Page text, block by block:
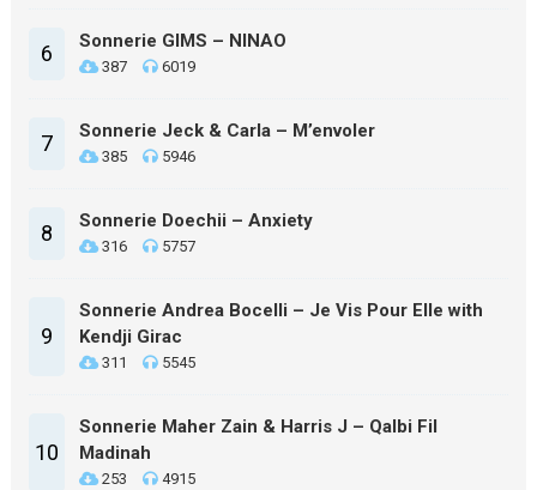
6 Sonnerie GIMS – NINAO
387 6019
7 Sonnerie Jeck & Carla – M’envoler
385 5946
8 Sonnerie Doechii – Anxiety
316 5757
9
Sonnerie Andrea Bocelli – Je Vis Pour Elle with
Kendji Girac
311 5545
10
Sonnerie Maher Zain & Harris J – Qalbi Fil
Madinah
253 4915